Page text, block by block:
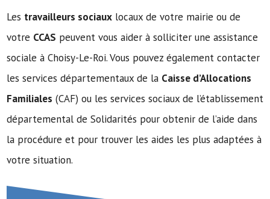
Les travailleurs sociaux locaux de votre mairie ou de
votre CCAS peuvent vous aider à solliciter une assistance
sociale à Choisy-Le-Roi. Vous pouvez également contacter
les services départementaux de la Caisse d’Allocations
Familiales (CAF) ou les services sociaux de l’établissement
départemental de Solidarités pour obtenir de l’aide dans
la procédure et pour trouver les aides les plus adaptées à
votre situation.